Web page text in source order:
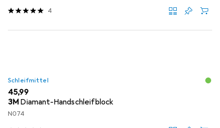
4
Schleifmittel
EUR
45,99
3M Diamant-Handschleifblock
N074